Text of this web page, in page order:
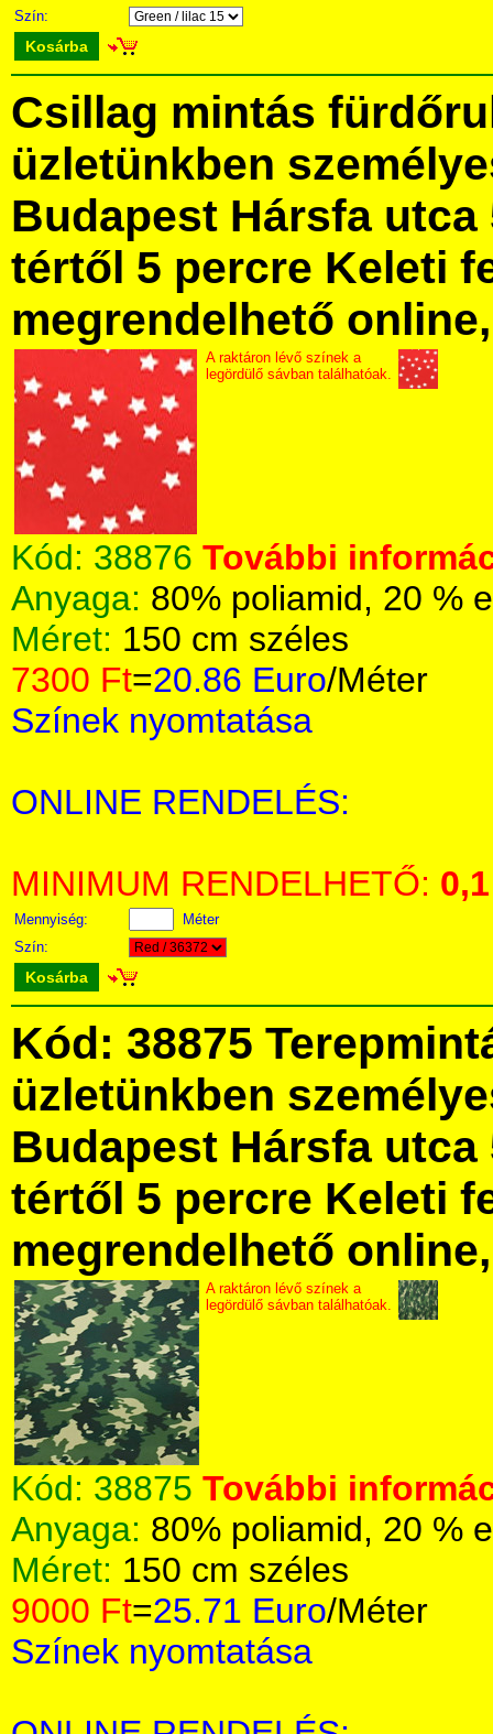
Szín:
Kosárba
Csillag mintás
üzletünkben
Budapest Hársfa utca
tértől 5 percre Keleti
megrendelhető
A raktáron lévő színek a
legördülő sávban találhatóak.
Kód: 38876 További
Anyaga: 80% poliamid, 20 %
Méret: 150 cm széles
7300 Ft=20.86 Euro/Méter
Színek nyomtatása
ONLINE RENDELÉS:
MINIMUM RENDELHETŐ: 0,1
Mennyiség:
Méter
Szín:
Kosárba
Kód: 38875
üzletünkben
Budapest Hársfa utca
tértől 5 percre Keleti
megrendelhető
A raktáron lévő színek a
legördülő sávban találhatóak.
Kód: 38875 További
Anyaga: 80% poliamid, 20 %
Méret: 150 cm széles
9000 Ft=25.71 Euro/Méter
Színek nyomtatása